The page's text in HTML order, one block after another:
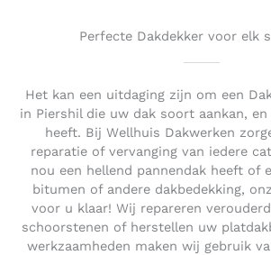
Perfecte Dakdekker voor elk
Het kan een uitdaging zijn om een
in Piershil die uw dak soort aankan,
heeft. Bij Wellhuis Dakwerken
reparatie of vervanging van iedere
nou een hellend pannendak heeft of
bitumen of andere dakbedekking,
voor u klaar! Wij repareren
schoorstenen of herstellen uw
werkzaamheden maken wij gebruik